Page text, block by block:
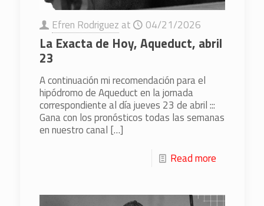
Efren Rodriguez at 04/21/2026
La Exacta de Hoy, Aqueduct, abril
23
A continuación mi recomendación para el
hipódromo de Aqueduct en la jornada
correspondiente al día jueves 23 de abril :::
Gana con los pronósticos todas las semanas
en nuestro canal […]
Read more